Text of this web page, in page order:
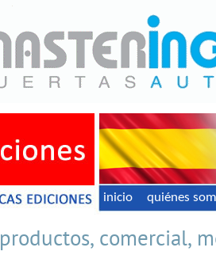
inicio quiénes
productos, comercial,